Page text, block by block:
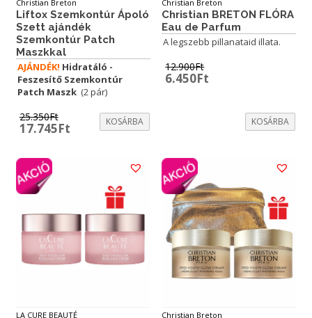
Christian Breton
Liftox Szemkontúr Ápoló
Szett ajándék
Szemkontúr Patch
Maszkkal
AJÁNDÉK! Hidratáló -
Feszesítő Szemkontúr
Patch Maszk (2 pár)
25.350Ft
Original
25.350Ft.
17.745FtCurrentKOSÁRBA
Christian Breton
Christian BRETON FLÓRA
Eau de Parfum
A legszebb pillanataid illata.
12.900Ft
Original
6.450Ft
6.450Ft.
KOSÁRBA
LA CURE BEAUTÉ Christian Breton